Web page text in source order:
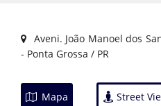
Aveni. João Manoel dos
- Ponta Grossa / PR
Mapa Street